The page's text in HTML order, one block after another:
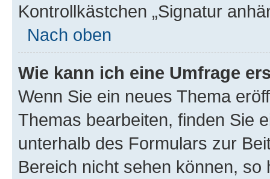
Kontrollkästchen „Signatur
Nach oben
Wie kann ich eine Umfrage
Wenn Sie ein neues Thema
Themas bearbeiten, finden Sie
unterhalb des Formulars zur
Bereich nicht sehen können,